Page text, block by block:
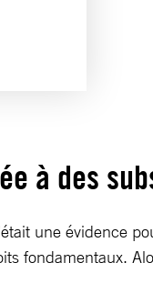
à des
une évidence
fondamentaux.